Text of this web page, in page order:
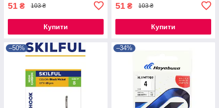
51 ₴ 103 ₴
Купити
51 ₴ 103 ₴
Купити
–50% –34%